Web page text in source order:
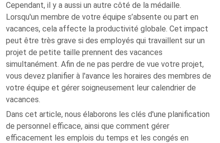
Cependant, il y a aussi un autre côté de la médaille.
Lorsqu'un membre de votre équipe s’absente ou part en
vacances, cela affecte la productivité globale. Cet impact
peut être très grave si des employés qui travaillent sur un
projet de petite taille prennent des vacances
simultanément. Afin de ne pas perdre de vue votre projet,
vous devez planifier à l'avance les horaires des membres de
votre équipe et gérer soigneusement leur calendrier de
vacances.
Dans cet article, nous élaborons les clés d'une planification
de personnel efficace, ainsi que comment gérer
efficacement les emplois du temps et les congés en